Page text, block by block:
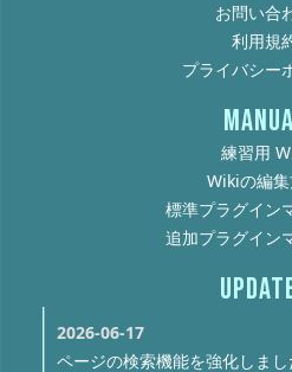
お問い合
利用規
プライバシー
練習用
Wikiの編
標準プラグイン
追加プラグイン
2026-06-17
ページの検索機能を強化しまし